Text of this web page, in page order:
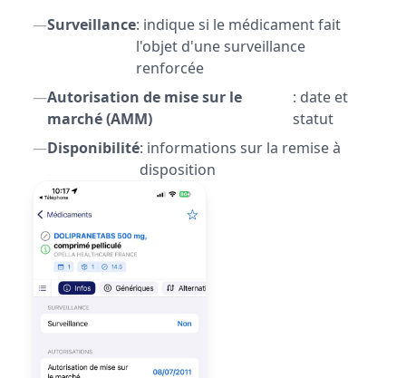
—Surveillance: indique si le médicament fait
l'objet d'une surveillance
renforcée
—Autorisation de mise sur le
marché (AMM)
: date et
statut
—Disponibilité: informations sur la remise à
disposition